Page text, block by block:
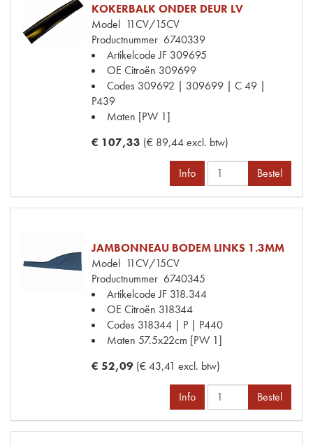
KOKERBALK ONDER DEUR LV
Model 11CV/15CV
Productnummer 6740339
Artikelcode JF 309695
OE Citroën 309699
Codes 309692 | 309699 | C 49 |
P439
Maten [PW 1]
€ 107,33 (€ 89,44 excl. btw)
Info Bestel
JAMBONNEAU BODEM LINKS 1.3MM
Model 11CV/15CV
Productnummer 6740345
Artikelcode JF 318.344
OE Citroën 318344
Codes 318344 | P | P440
Maten 57.5x22cm [PW 1]
€ 52,09 (€ 43,41 excl. btw)
Info Bestel